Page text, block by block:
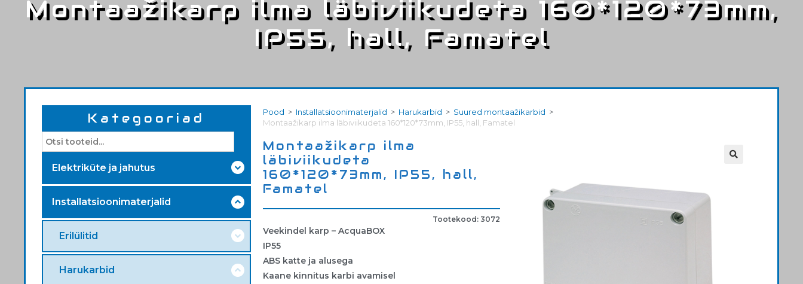
Montaažikarp ilma läbiviikudeta 160*120*73mm,
IP55, hall, Famatel
Kategooriad
Elektriküte ja jahutus
Installatsioonimaterjalid
Erilülitid
Harukarbid
Pood > Installatsioonimaterjalid > Harukarbid > Suured montaažikarbid >
Montaažikarp ilma läbiviikudeta 160*120*73mm, IP55, hall, Famatel
Montaažikarp ilma
läbiviikudeta
160*120*73mm, IP55, hall,
Famatel
Tootekood: 3072
Veekindel karp – AcquaBOX
IP55
ABS katte ja alusega
Kaane kinnitus karbi avamisel